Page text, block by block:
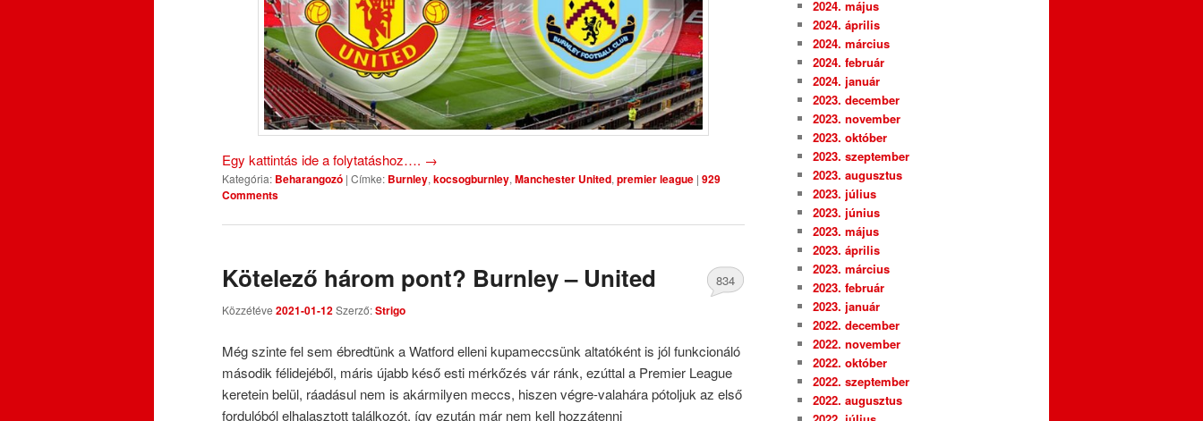
Egy kattintás ide a folytatáshoz…. →
Kategória: Beharangozó | Címke: Burnley, kocsogburnley, Manchester United, premier league | 929
Comments
Kötelező három pont? Burnley – United
Közzétéve 2021-01-12Szerző:Strigo
834
Még szinte fel sem ébredtünk a Watford elleni kupameccsünk altatóként is jól funkcionáló
második félidejéből, máris újabb késő esti mérkőzés vár ránk, ezúttal a Premier League
keretein belül, ráadásul nem is akármilyen meccs, hiszen végre-valahára pótoljuk az első
fordulóból elhalasztott találkozót, így ezután már nem kell hozzátenni
2024. május
2024. április
2024. március
2024. február
2024. január
2023. december
2023. november
2023. október
2023. szeptember
2023. augusztus
2023. július
2023. június
2023. május
2023. április
2023. március
2023. február
2023. január
2022. december
2022. november
2022. október
2022. szeptember
2022. augusztus